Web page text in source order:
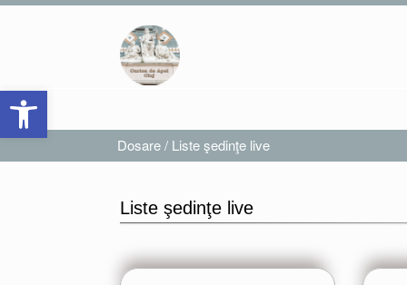
Open toolbar
Skip
Dosare/ Liste şedinţe live
Liste şedinţe live